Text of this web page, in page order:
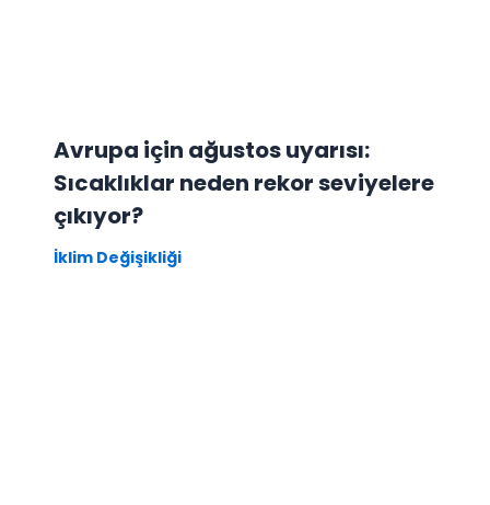
Avrupa için ağustos uyarısı:
Sıcaklıklar neden rekor seviyelere
çıkıyor?
İklim Değişikliği